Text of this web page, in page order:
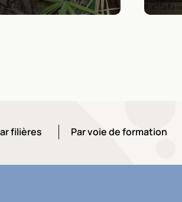
filières
Par voie de formation